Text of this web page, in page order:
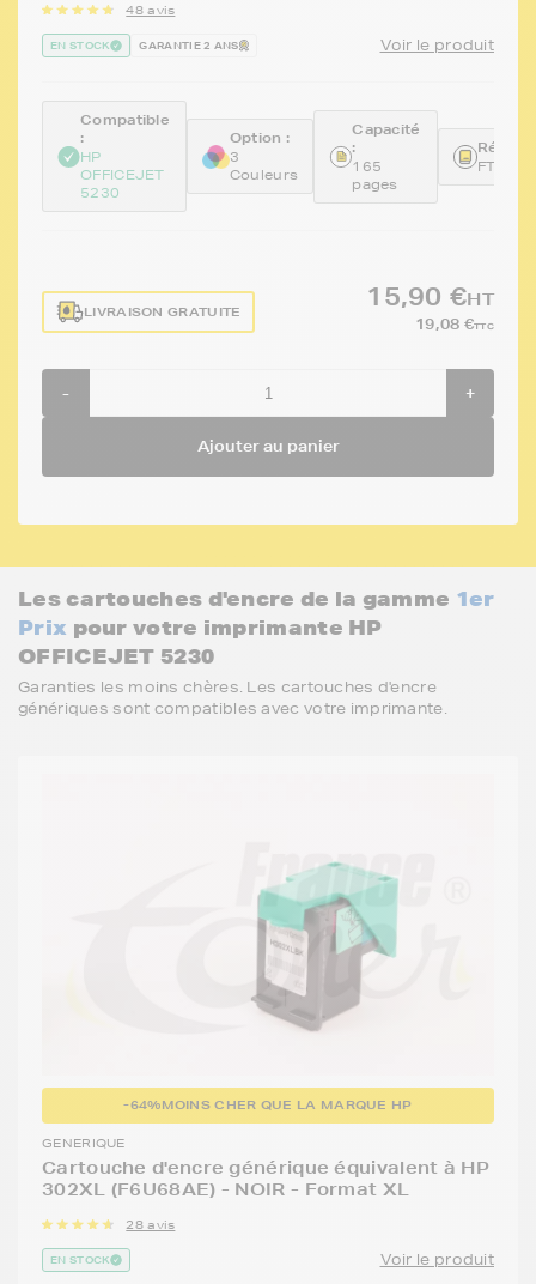
48 avis
EN STOCK GARANTIE 2 ANS Voir le produit
Compatible
:
HP
OFFICEJET
5230
Option :
3
Couleurs
Capacité
:
165
pages
LIVRAISON GRATUITE
15,90 €HT
19,08 €TTC
- +
Ajouter au panier
Les cartouches d'encre de la gamme 1er
Prix pour votre imprimante HP
OFFICEJET 5230
Garanties les moins chères. Les cartouches d'encre
génériques sont compatibles avec votre imprimante.
-64%MOINS CHER QUE LA MARQUE HP
GENERIQUE
Cartouche d'encre générique équivalent à HP
302XL (F6U68AE) - NOIR - Format XL
28 avis
EN STOCK Voir le produit